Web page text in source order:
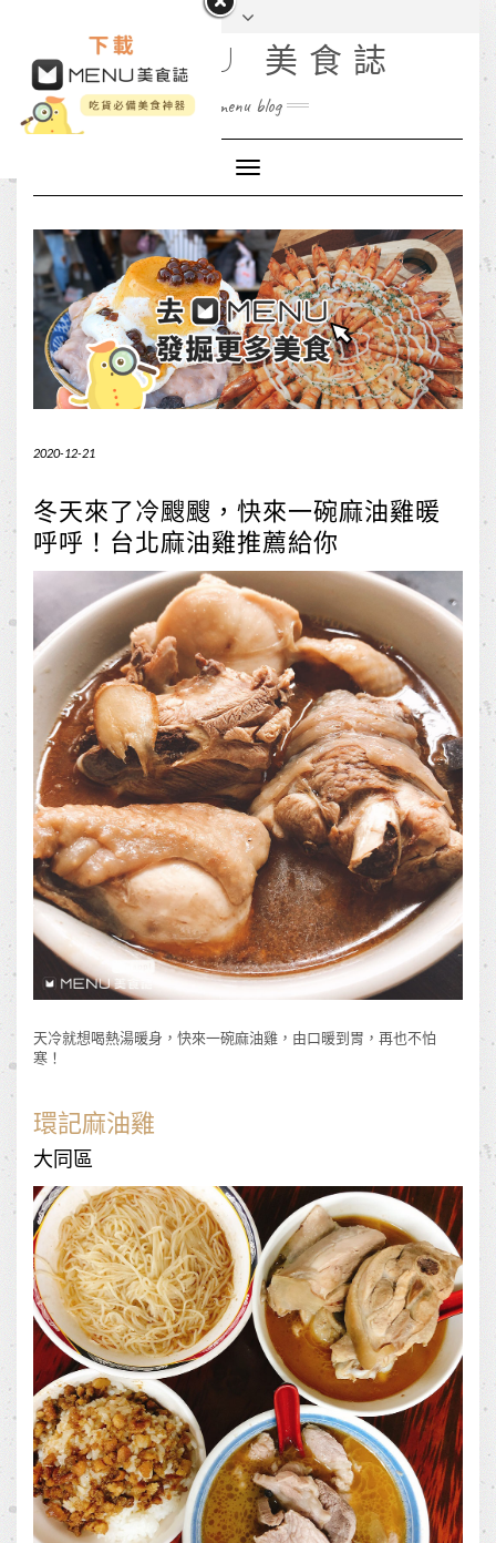
MENU 美食誌
menu blog
Toggle
Navigation
2020-12-21
冬天來了冷颼颼，快來一碗麻油雞暖
呼呼！台北麻油雞推薦給你
天冷就想喝熱湯暖身，快來一碗麻油雞，由口暖到胃，再也不怕
寒！
環記麻油雞
大同區